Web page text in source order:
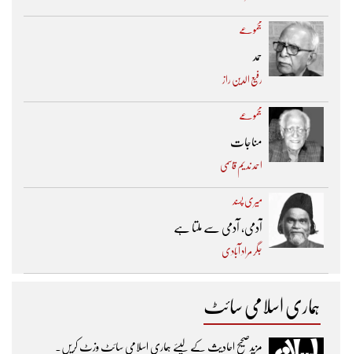
مجموعے
حمد
رفیع الدین راز
مجموعے
مناجات
احمد ندیم قاسمی
میری پسند
آدمی، آدمی سے ملتا ہے
جگر مراد آبادی
ہماری اسلامی سائٹ
مزیدصحیح احادیث کے لیئے ہماری اسلامی سائٹ وزٹ کریں۔